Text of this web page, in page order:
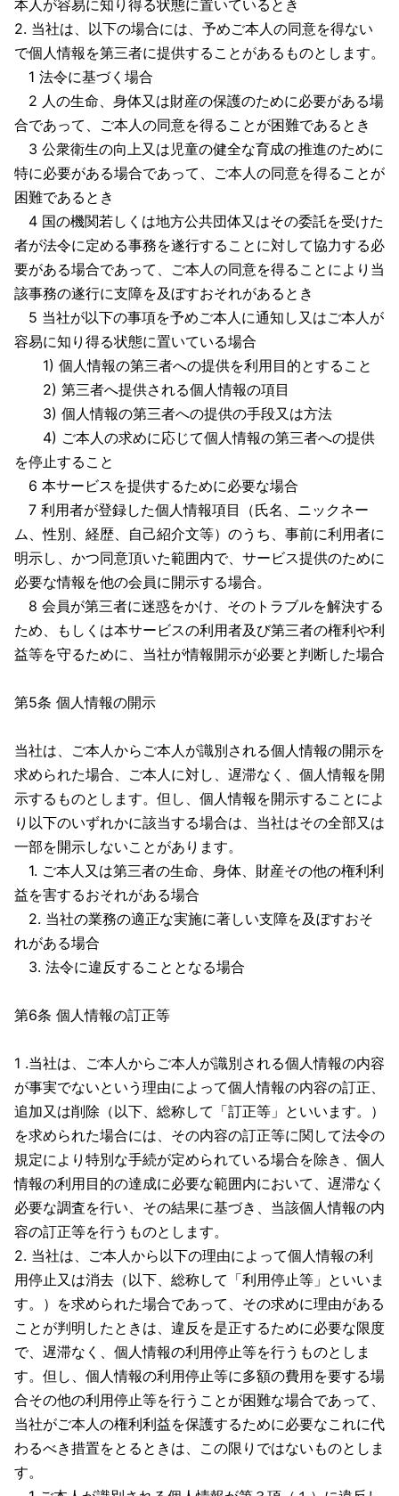
本人が容易に知り得る状態に置いているとき
2. 当社は、以下の場合には、予めご本人の同意を得ない
で個人情報を第三者に提供することがあるものとします。
1 法令に基づく場合
2 人の生命、身体又は財産の保護のために必要がある場
合であって、ご本人の同意を得ることが困難であるとき
3 公衆衛生の向上又は児童の健全な育成の推進のために
特に必要がある場合であって、ご本人の同意を得ることが
困難であるとき
4 国の機関若しくは地方公共団体又はその委託を受けた
者が法令に定める事務を遂行することに対して協力する必
要がある場合であって、ご本人の同意を得ることにより当
該事務の遂行に支障を及ぼすおそれがあるとき
5 当社が以下の事項を予めご本人に通知し又はご本人が
容易に知り得る状態に置いている場合
1) 個人情報の第三者への提供を利用目的とすること
2) 第三者へ提供される個人情報の項目
3) 個人情報の第三者への提供の手段又は方法
4) ご本人の求めに応じて個人情報の第三者への提供
を停止すること
6 本サービスを提供するために必要な場合
7 利用者が登録した個人情報項目（氏名、ニックネー
ム、性別、経歴、自己紹介文等）のうち、事前に利用者に
明示し、かつ同意頂いた範囲内で、サービス提供のために
必要な情報を他の会員に開示する場合。
8 会員が第三者に迷惑をかけ、そのトラブルを解決する
ため、もしくは本サービスの利用者及び第三者の権利や利
益等を守るために、当社が情報開示が必要と判断した場合
第5条 個人情報の開示
当社は、ご本人からご本人が識別される個人情報の開示を
求められた場合、ご本人に対し、遅滞なく、個人情報を開
示するものとします。但し、個人情報を開示することによ
り以下のいずれかに該当する場合は、当社はその全部又は
一部を開示しないことがあります。
1. ご本人又は第三者の生命、身体、財産その他の権利利
益を害するおそれがある場合
2. 当社の業務の適正な実施に著しい支障を及ぼすおそ
れがある場合
3. 法令に違反することとなる場合
第6条 個人情報の訂正等
1 .当社は、ご本人からご本人が識別される個人情報の内容
が事実でないという理由によって個人情報の内容の訂正、
追加又は削除（以下、総称して「訂正等」といいます。）
を求められた場合には、その内容の訂正等に関して法令の
規定により特別な手続が定められている場合を除き、個人
情報の利用目的の達成に必要な範囲内において、遅滞なく
必要な調査を行い、その結果に基づき、当該個人情報の内
容の訂正等を行うものとします。
2. 当社は、ご本人から以下の理由によって個人情報の利
用停止又は消去（以下、総称して「利用停止等」といいま
す。）を求められた場合であって、その求めに理由がある
ことが判明したときは、違反を是正するために必要な限度
で、遅滞なく、個人情報の利用停止等を行うものとしま
す。但し、個人情報の利用停止等に多額の費用を要する場
合その他の利用停止等を行うことが困難な場合であって、
当社がご本人の権利利益を保護するために必要なこれに代
わるべき措置をとるときは、この限りではないものとしま
す。